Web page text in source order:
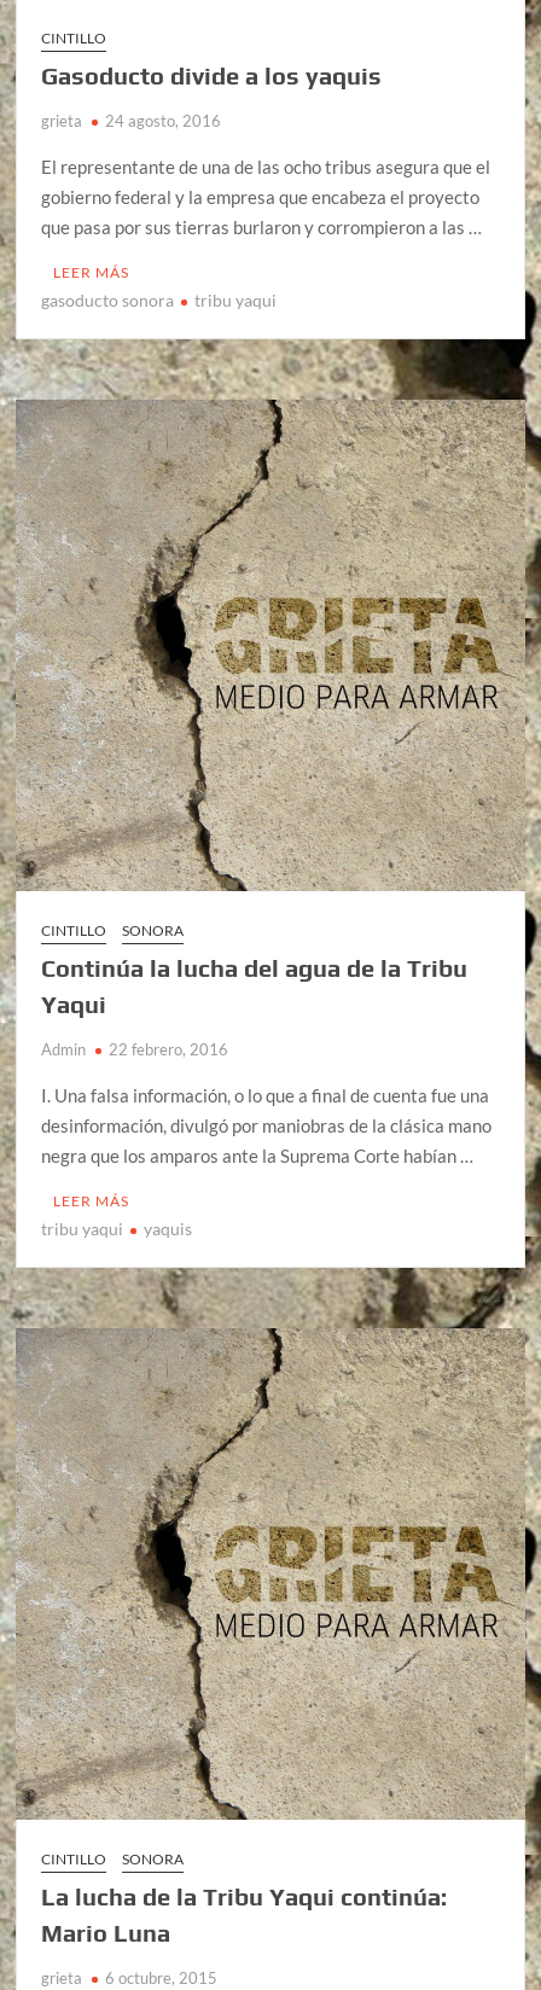
CINTILLO
Gasoducto divide a los yaquis
grieta 24 agosto, 2016
El representante de una de las ocho tribus asegura que el
gobierno federal y la empresa que encabeza el proyecto
que pasa por sus tierras burlaron y corrompieron a las …
LEER MÁS
gasoducto sonora tribu yaqui
CINTILLO SONORA
Continúa la lucha del agua de la Tribu
Yaqui
Admin 22 febrero, 2016
I. Una falsa información, o lo que a final de cuenta fue una
desinformación, divulgó por maniobras de la clásica mano
negra que los amparos ante la Suprema Corte habían …
LEER MÁS
tribu yaqui yaquis
CINTILLO SONORA
La lucha de la Tribu Yaqui continúa:
Mario Luna
grieta 6 octubre, 2015